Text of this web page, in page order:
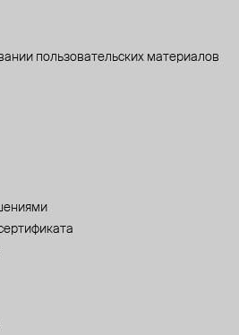
пользовательских материалов